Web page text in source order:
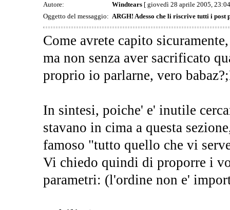
Autore: Windtears[ giovedì 28 aprile 2005,
Oggetto del messaggio: ARGH! Adesso che li riscrive tutti i post
Come avrete capito
ma non senza aver sacrificato
proprio io parlarne, vero
In sintesi, poiche' e' inutile
stavano in cima a questa
famoso "tutto quello che vi
Vi chiedo quindi di proporre i
parametri: (l'ordine non e'